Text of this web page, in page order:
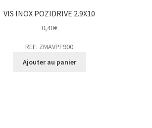
VIS INOX POZIDRIVE 2.9X10
0,40€
REF: ZMAVPF900
Ajouter au panier